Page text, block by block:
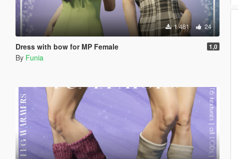
1 481 24
Dress with bow for MP Female 1,0
By Funia